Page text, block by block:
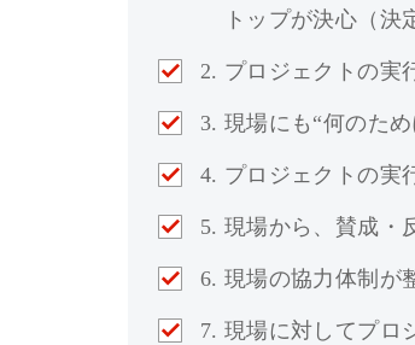
トップが決心（決
プロジェクトの実
現場にも“何のた
プロジェクトの実
現場から、賛成・
現場の協力体制が
現場に対してプロ